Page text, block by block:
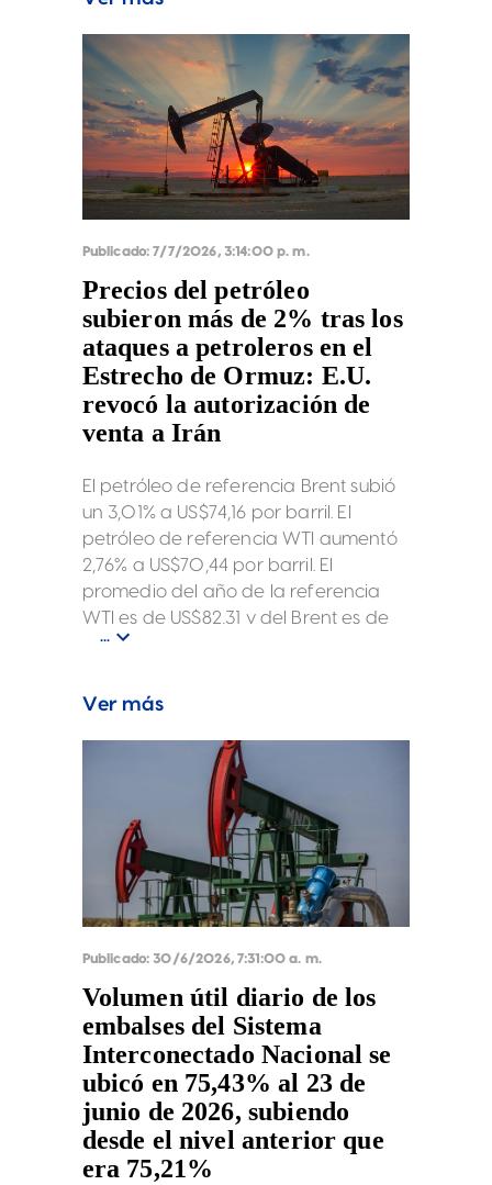
capacidad de Teherán para atacar
buques mercantes.
Publicado:7/7/2026, 3:14:00 p. m.
Precios del petróleo
subieron más de 2% tras los
ataques a petroleros en el
Estrecho de Ormuz: E.U.
revocó la autorización de
venta a Irán
El petróleo de referencia Brent subió
un 3,01% a US$74,16 por barril. El
petróleo de referencia WTI aumentó
2,76% a US$70,44 por barril. El
promedio del año de la referencia
WTI es de US$82,31 y del Brent es de
US$86,96. Los precios extendieron sus
sesión, luego de que Estados Unidos
vender su petróleo. “Como el
presidente Trump y su administración
han afirmado repetidamente, el
memorando de entendimiento
vigente con Irán se basa
completamente en el cumplimiento
de objetivos”, declaró un funcionario
...
Ver más
Publicado: 30/6/2026, 7:31:00 a. m.
Volumen útil diario de los
embalses del Sistema
Interconectado Nacional se
ubicó en 75,43% al 23 de
junio de 2026, subiendo
desde el nivel anterior que
era 75,21%